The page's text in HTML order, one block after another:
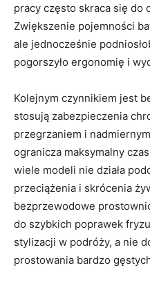
pracy często skraca się do
Zwiększenie pojemności
ale jednocześnie
pogorszyło ergonomię i
Kolejnym czynnikiem jest
stosują zabezpieczenia
przegrzaniem i
ogranicza maksymalny
wiele modeli nie działa
przeciążenia i skrócenia
bezprzewodowe
do szybkich poprawek
stylizacji w podróży, a nie
prostowania bardzo